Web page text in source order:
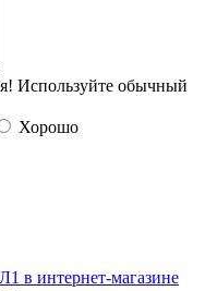
Используйте обычный
Хорошо